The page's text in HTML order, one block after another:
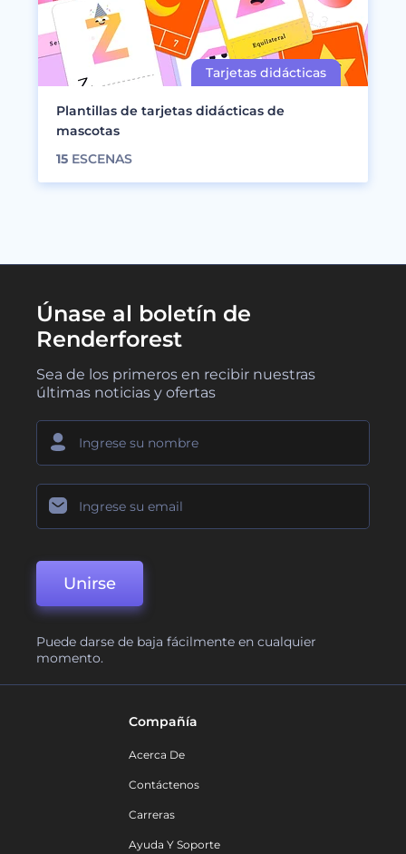
Plantillas de tarjetas didácticas de
mascotas
15 ESCENAS
Únase al boletín de
Renderforest
Sea de los primeros en recibir nuestras
últimas noticias y ofertas
Unirse
Puede darse de baja fácilmente en cualquier
momento.
Compañía
Acerca De
Contáctenos
Carreras
Ayuda Y Soporte